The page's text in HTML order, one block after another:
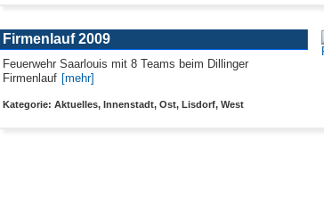
Firmenlauf 2009
Feuerwehr Saarlouis mit 8 Teams beim Dillinger
Firmenlauf [mehr]
Kategorie: Aktuelles, Innenstadt, Ost, Lisdorf, West